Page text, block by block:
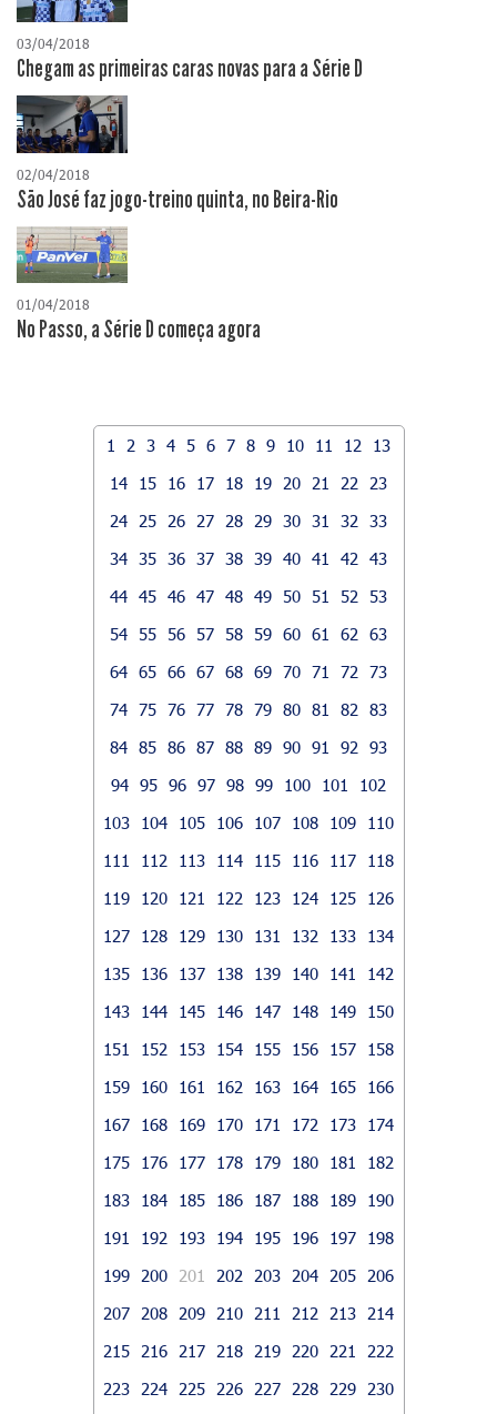
03/04/2018
Chegam as primeiras caras novas para a Série D
02/04/2018
São José faz jogo-treino quinta, no Beira-Rio
01/04/2018
No Passo, a Série D começa agora
1 2 3 4 5 6 7 8 9 10 11 12
13
14
15 16 17 18 19 20 21 22
23
24
25 26 27 28 29 30 31 32
33
34 35 36 37 38 39 40 41 42
43
44 45 46 47 48 49 50 51 52
53
54 55 56 57 58 59 60 61 62
63
64 65 66 67 68 69 70 71 72
73
74 75 76 77 78 79 80 81 82
83
84 85 86 87 88 89 90 91 92
93
94 95 96 97 98 99 100 101
102
103
104 105 106 107 108 109
110
111
112 113 114 115 116 117
118
119
120 121 122 123 124 125
126
127
128 129 130 131 132 133
134
135
136 137 138 139 140 141
142
143
144 145 146 147 148 149
150
151
152 153 154 155 156 157
158
159
160 161 162 163 164 165
166
167
168 169 170 171 172 173
174
175
176 177 178 179 180 181
182
183
184 185 186 187 188 189
190
191
192 193 194 195 196 197
198
199
200 201 202 203 204 205
206
207
208 209 210 211 212 213
214
215
216 217 218 219 220 221
222
223
224 225 226 227 228 229
230